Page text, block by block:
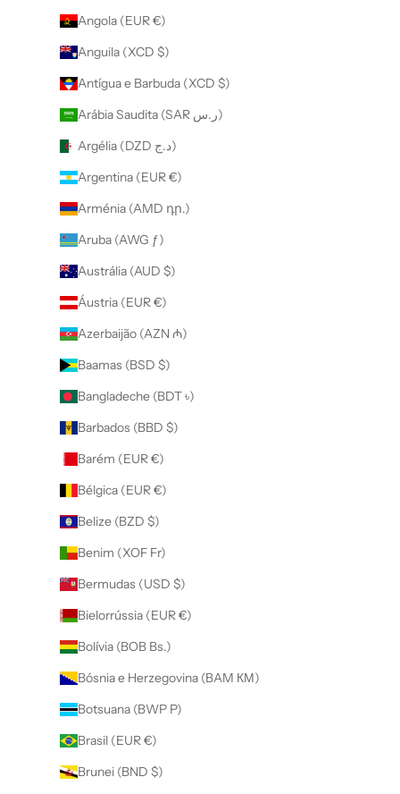
Angola (EUR €)
Anguila (XCD $)
Antígua e Barbuda (XCD $)
Arábia Saudita (SAR ر.س)
Argélia (DZD د.ج)
Argentina (EUR €)
Arménia (AMD դր.)
Aruba (AWG ƒ)
Austrália (AUD $)
Áustria (EUR €)
Azerbaijão (AZN ₼)
Baamas (BSD $)
Bangladeche (BDT ৳)
Barbados (BBD $)
Barém (EUR €)
Bélgica (EUR €)
Belize (BZD $)
Benim (XOF Fr)
Bermudas (USD $)
Bielorrússia (EUR €)
Bolívia (BOB Bs.)
Bósnia e Herzegovina (BAM КМ)
Botsuana (BWP P)
Brasil (EUR €)
Brunei (BND $)